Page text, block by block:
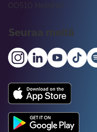
00510 Helsinki
Seuraa meitä